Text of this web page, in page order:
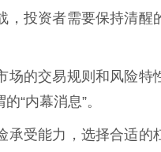
，投资者需要保持清醒
场的交易规则和风险特
“内幕消息”。
承受能力，选择合适的